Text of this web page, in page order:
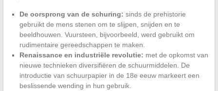
De oorsprong van de schuring: sinds de prehistorie
gebruikt de mens stenen om te slijpen, snijden en te
beeldhouwen. Vuursteen, bijvoorbeeld, werd gebruikt om
rudimentaire gereedschappen te maken.
Renaissance en industriële revolutie: met de opkomst van
nieuwe technieken diversifiëren de schuurmiddelen. De
introductie van schuurpapier in de 18e eeuw markeert een
beslissende wending in hun gebruik.